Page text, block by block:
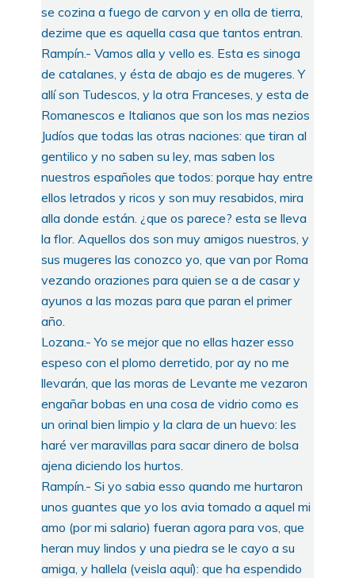
se cozina a fuego de carvon y en olla de tierra,
dezime que es aquella casa que tantos entran.
Rampín.- Vamos alla y vello es. Esta es sinoga
de catalanes, y ésta de abajo es de mugeres. Y
allí son Tudescos, y la otra Franceses, y esta de
Romanescos e Italianos que son los mas nezios
Judíos que todas las otras naciones: que tiran al
gentilico y no saben su ley, mas saben los
nuestros españoles que todos: porque hay entre
ellos letrados y ricos y son muy resabidos, mira
alla donde están. ¿que os parece? esta se lleva
la flor. Aquellos dos son muy amigos nuestros, y
sus mugeres las conozco yo, que van por Roma
vezando oraziones para quien se a de casar y
ayunos a las mozas para que paran el primer
año.
Lozana.- Yo se mejor que no ellas hazer esso
espeso con el plomo derretido, por ay no me
llevarán, que las moras de Levante me vezaron
engañar bobas en una cosa de vidrio como es
un orinal bien limpio y la clara de un huevo: les
haré ver maravillas para sacar dinero de bolsa
ajena diciendo los hurtos.
Rampín.- Si yo sabia esso quando me hurtaron
unos guantes que yo los avia tomado a aquel mi
amo (por mi salario) fueran agora para vos, que
heran muy lindos y una piedra se le cayo a su
amiga, y hallela (veisla aquí): que ha espendido